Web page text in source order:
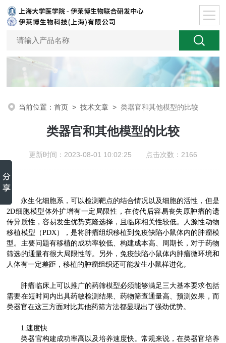
当前位置：首页 >技术文章 >类器官和其他模型的比较
类器官和其他模型的比较
更新时间：2023-08-01 10:02:25 点击次数：2166
永生化细胞系，可以检测靶点的结合情况以及细胞的活性，但是
2D细胞模型体外扩增有一定局限性，在传代后容易丧失原肿瘤的遗
传异质性，容易发生优势克隆选择，且临床相关性较低。
人源性动物
移植模型（PDX），是将肿瘤组织移植到免疫缺陷小鼠体内的肿瘤模
型。主要问题有移植的成功率较低、构建成本高、周期长，对于药物
筛选的通量有很大局限性等。另外，免疫缺陷小鼠体内肿瘤微环境和
人体有一定差距，移植的肿瘤组织还可能发生小鼠样进化。
肿瘤临床上可以推广的药筛模型必须能够满足三大基本要求包括
需要在短时间内出具药敏检测结果、药物筛查通量高、预测效果，而
类器官在这三方面对比其他药筛方法都显现出了强劲优势。
1.速度快
类器官构建成功率高以及培养速度快。常规来说，在类器官培养